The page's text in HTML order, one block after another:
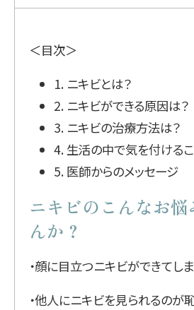
＜目次＞
1. ニキビとは？
2. ニキビができる原因は？
3. ニキビの治療方法は？
4. 生活の中で気を付ける
5. 医師からのメッセージ
ニキビのこんなお
んか？
・顔に目立つニキビができてし
・他人にニキビを見られるのが